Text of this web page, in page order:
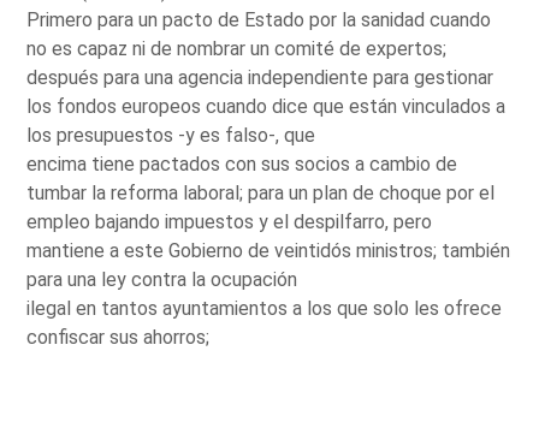
Primero para un pacto de Estado por la sanidad cuando
no es capaz ni de nombrar un comité de expertos;
después para una agencia independiente para gestionar
los fondos europeos cuando dice que están vinculados a
los presupuestos -y es falso-, que
encima tiene pactados con sus socios a cambio de
tumbar la reforma laboral; para un plan de choque por el
empleo bajando impuestos y el despilfarro, pero
mantiene a este Gobierno de veintidós ministros; también
para una ley contra la ocupación
ilegal en tantos ayuntamientos a los que solo les ofrece
confiscar sus ahorros;